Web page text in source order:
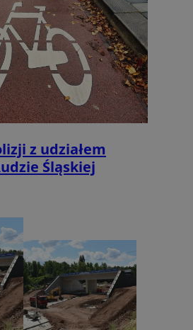
z udziałem
Śląskiej